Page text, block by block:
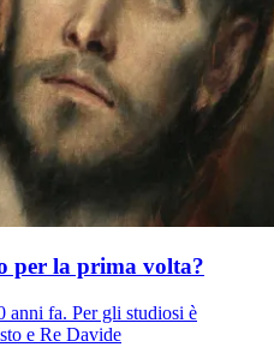
per la prima volta?
anni fa. Per gli studiosi è
e Re Davide